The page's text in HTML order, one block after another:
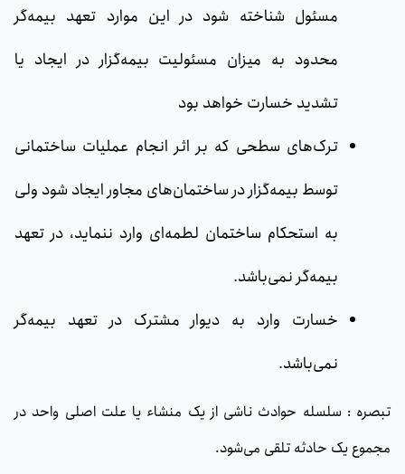
مسئول شناخته شود در این موارد تعهد بیمه‌گر
محدود به میزان مسئولیت بیمه‌گزار در ایجاد یا
تشدید خسارت خواهد بود
ترک‌های سطحی که بر اثر انجام عملیات ساختمانی
توسط بیمه‌گزار در ساختمان‌های مجاور ایجاد شود ولی
به استحکام ساختمان لطمه‌ای وارد ننماید، در تعهد
بیمه‌گر نمی‌باشد.
خسارت وارد به دیوار مشترک در تعهد بیمه‌گر
نمی‌باشد.
تبصره : سلسله حوادث ناشی از یک منشاء یا علت اصلی واحد در
مجموع یک حادثه تلقی می‌شود.